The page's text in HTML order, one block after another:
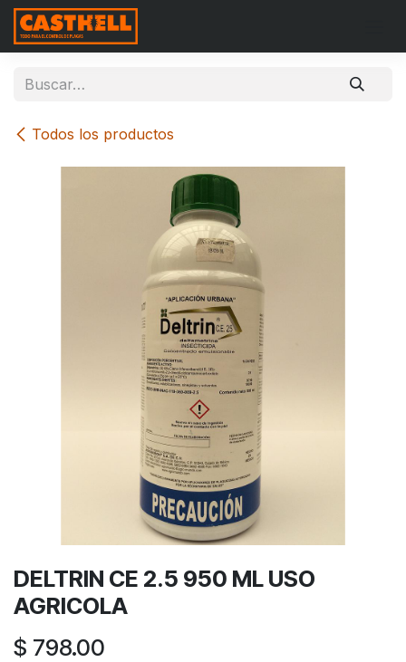
Ir al contenido
Todos los productos
DELTRIN CE 2.5 950 ML USO
AGRICOLA
$ 798.00